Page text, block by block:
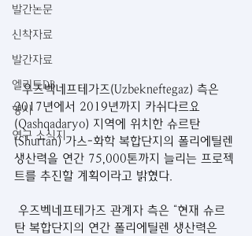
발간논문
신착자료
발간자료
엘리트DB
행사
연구 소식지
우즈벡네프테가즈(Uzbekneftegaz) 측은
2017년에서 2019년까지 카쉬다르요
(Qashqadaryo) 지역에 위치한 슈르탄
(Shurtan) 가스-화학 복합단지의 폴리에틸렌
생산력을 연간 75,000톤까지 늘리는 프로젝
트를 추진할 계획이라고 밝혔다.
우즈벡네프테가즈 관계자 측은 “현재 슈르
탄 복합단지의 연간 폴리에틸렌 생산력은